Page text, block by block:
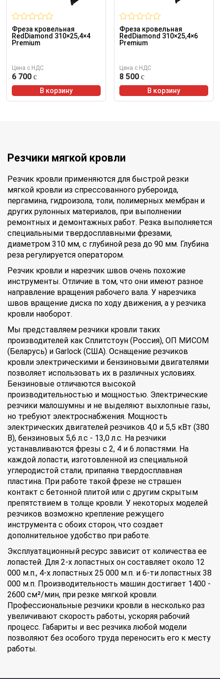
Фреза кровельная
RedDiamond 310×25,4×4
Premium
Цена с НДС
6 700
В корзину
Фреза кровельная
RedDiamond 310×25,4×6
Premium
Цена с НДС
8 500
В корзину
Резчики мягкой кровли
Резчик кровли применяются для быстрой резки
мягкой кровли из спрессованного рубероида,
пергамина, гидроизола, толи, полимерных мембран и
других рулонных материалов, при выполнении
ремонтных и демонтажных работ. Резка выполняется
специальными твердосплавными фрезами,
диаметром 310 мм, с глубиной реза до 90 мм. Глубина
реза регулируется оператором.
Резчик кровли и нарезчик швов очень похожие
инструменты. Отличие в том, что они имеют разное
направление вращения рабочего вала. У нарезчика
швов вращение диска по ходу движения, а у резчика
кровли наоборот.
Мы представляем резчики кровли таких
производителей как Сплитстоун (Россия), ОП МИСОМ
(Беларусь) и Garlock (США). Оснащение резчиков
кровли электрическими и бензиновыми двигателями
позволяет использовать их в различных условиях.
Бензиновые отличаются высокой
производительностью и мощностью. Электрические
резчики малошумны и не выделяют выхлопные газы,
но требуют электроснабжения. Мощность
электрических двигателей резчиков 4,0 и 5,5 кВт (380
В), бензиновых 5,6 л.с - 13,0 л.с. На резчики
устанавливаются фрезы с 2, 4 и 6 лопастями. На
каждой лопасти, изготовленной из специальной
углеродистой стали, припаяна твердосплавная
пластина. При работе такой фрезе не страшен
контакт с бетонной плитой или с другим скрытым
препятствием в толще кровли. У некоторых моделей
резчиков возможно крепление режущего
инструмента с обоих сторон, что создает
дополнительное удобство при работе.
Эксплуатационный ресурс зависит от количества ее
лопастей. Для 2-х лопастных он составляет около 12
000 м.п., 4-х лопастных 25 000 м.п. и 6-ти лопастных 38
000 м.п. Производительность машин достигает 1400 -
2600 см²/мин, при резке мягкой кровли.
Профессиональные резчики кровли в несколько раз
увеличивают скорость работы, ускоряя рабочий
процесс. Габариты и вес резчика любой модели
позволяют без особого труда переносить его к месту
работы.